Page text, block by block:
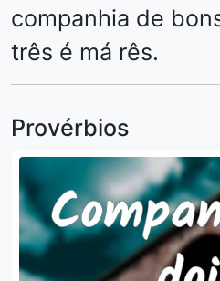
companhia de
três é má rês.
Provérbios